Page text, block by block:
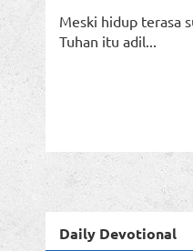
Meski hidup terasa
Tuhan itu adil...
Daily Devotional